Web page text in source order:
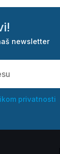
newsletter
privatnosti